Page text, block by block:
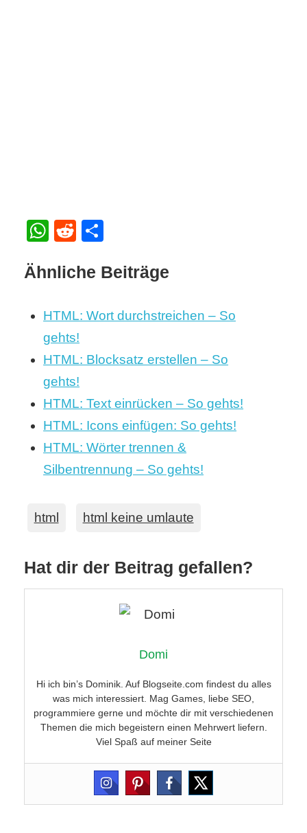
WhatsApp
Reddit
Ähnliche Beiträge
HTML: Wort durchstreichen – So
gehts!
HTML: Blocksatz erstellen – So
gehts!
HTML: Text einrücken – So gehts!
HTML: Icons einfügen: So gehts!
HTML: Wörter trennen &
Silbentrennung – So gehts!
html html keine umlaute
Hat dir der Beitrag gefallen?
Domi
Hi ich bin’s Dominik. Auf Blogseite.com findest du alles
was mich interessiert. Mag Games, liebe SEO,
programmiere gerne und möchte dir mit verschiedenen
Themen die mich begeistern einen Mehrwert liefern.
Viel Spaß auf meiner Seite